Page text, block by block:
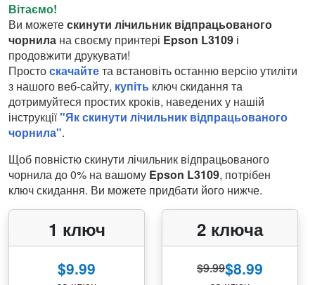
Вітаємо!
Ви можетескинути лічильник відпрацьованого
чорнила на своєму принтері Epson L3109 і
продовжити друкувати!
Простоскачайтета встановіть останню версію утиліти
з нашого веб-сайту, купіть ключ скидання та
дотримуйтеся простих кроків, наведених у нашій
інструкції"Як скинути лічильник відпрацьованого
чорнила".
Щоб повністю скинути лічильник відпрацьованого
чорнила до 0% на вашому Epson L3109, потрібен
ключ скидання. Ви можете придбати його нижче.
1 ключ
$9.99
2 ключа
$9.99$8.99